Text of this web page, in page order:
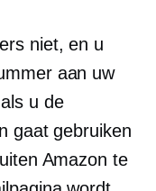
niet, en u
aan uw
u de
gaat gebruiken
Amazon te